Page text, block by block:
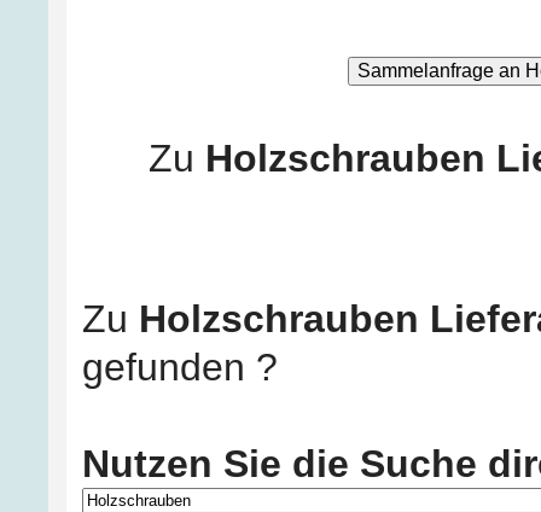
Zu Holzschrauben
Zu Holzschrauben
gefunden ?
Nutzen Sie die Suche